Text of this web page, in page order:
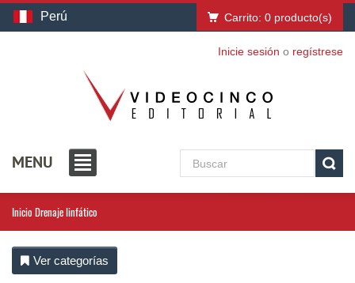
Perú Carrito: 0 producto(s)
Inicie sesión o regístrese
MENU
Inicio Drenaje linfático
Ver categorías